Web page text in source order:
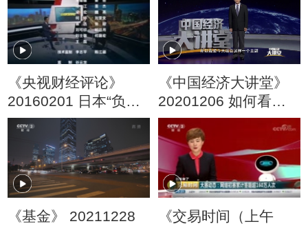
《央视财经评论》
20160201 日本“负利
率”：新一轮“货币
战”的导火索？
《中国经济大讲堂》
20201206 如何看待
资本市场新格局？
《基金》 20211228
《交易时间（上午